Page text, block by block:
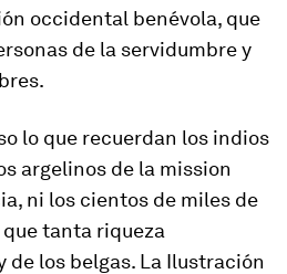
occidental benévola, que
de la servidumbre y
lo que recuerdan los indios
argelinos de la mission
ni los cientos de miles de
tanta riqueza
de los belgas. La Ilustración